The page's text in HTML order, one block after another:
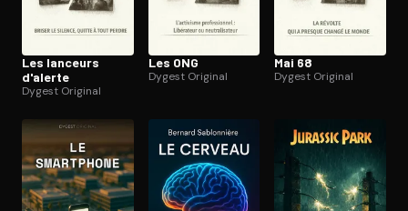
Les lanceurs
d'alerte
Dygest Original
Les ONG
Dygest Original
Mai 68
Dygest Original